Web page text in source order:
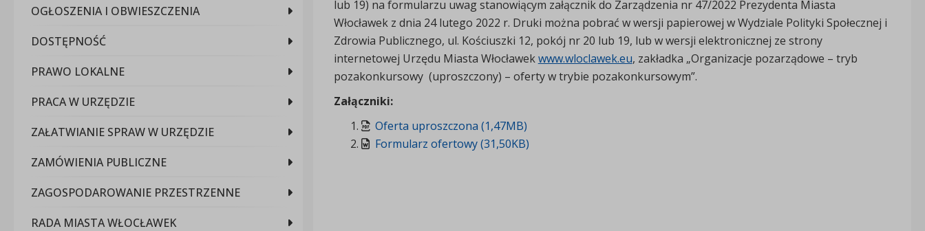
OGŁOSZENIA I OBWIESZCZENIA
DOSTĘPNOŚĆ
PRAWO LOKALNE
PRACA W URZĘDZIE
ZAŁATWIANIE SPRAW W URZĘDZIE
ZAMÓWIENIA PUBLICZNE
ZAGOSPODAROWANIE PRZESTRZENNE
RADA MIASTA WŁOCŁAWEK
lub 19) na formularzu uwag stanowiącym załącznik do Zarządzenia nr 47/2022 Prezydenta Miasta
Włocławek z dnia 24 lutego 2022 r. Druki można pobrać w wersji papierowej w Wydziale Polityki Społecznej i
Zdrowia Publicznego, ul. Kościuszki 12, pokój nr 20 lub 19, lub w wersji elektronicznej ze strony
internetowej Urzędu Miasta Włocławekwww.wloclawek.eu, zakładka „Organizacje pozarządowe – tryb
pozakonkursowy (uproszczony) – oferty w trybie pozakonkursowym”.
Załączniki:
Oferta uproszczona (1,47MB)
Formularz ofertowy (31,50KB)